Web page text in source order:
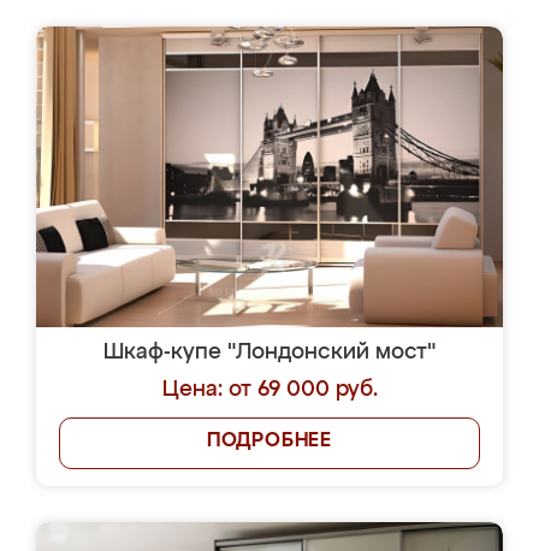
Шкаф-купе "Лондонский мост"
Цена: от 69 000 руб.
ПОДРОБНЕЕ